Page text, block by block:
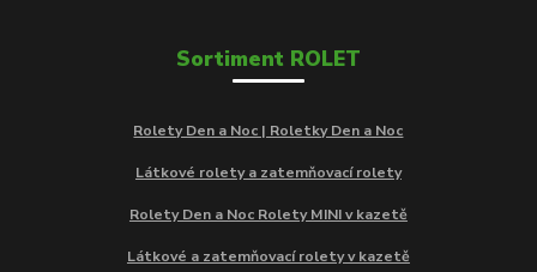
Sortiment ROLET
Rolety Den a Noc | Roletky Den a Noc
Látkové rolety a zatemňovací rolety
Rolety Den a Noc Rolety MINI v kazetě
Látkové a zatemňovací rolety v kazetě